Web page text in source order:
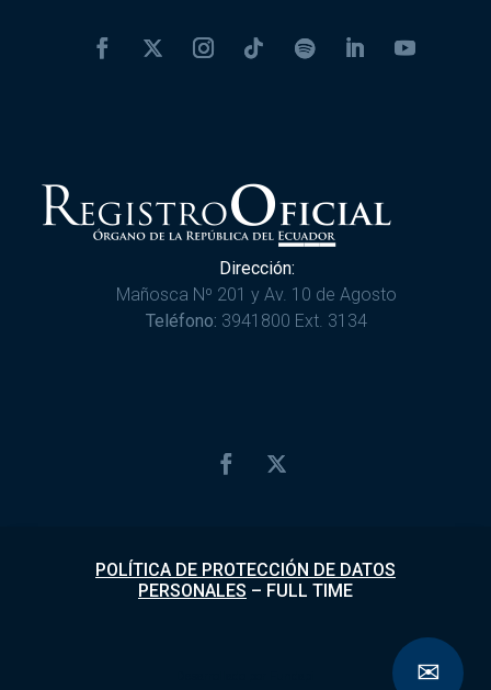
Dirección:
Mañosca Nº 201 y Av. 10 de Agosto
Teléfono: 3941800 Ext. 3134
POLÍTICA DE PROTECCIÓN DE DATOS
PERSONALES – FULL TIME
✉